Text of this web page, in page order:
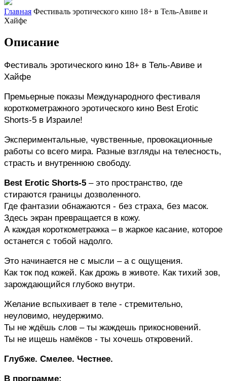
Главная Фестиваль эротического кино 18+ в Тель-Авиве и
Хайфе
Описание
Фестиваль эротического кино 18+ в Тель-Авиве и
Хайфе
Премьерные показы Международного фестиваля
короткометражного эротического кино Best Erotic
Shorts-5 в Израиле!
Экспериментальные, чувственные, провокационные
работы со всего мира. Разные взгляды на телесность,
страсть и внутреннюю свободу.
Best Erotic Shorts-5 – это пространство, где
стираются границы дозволенного.
Где фантазии обнажаются - без страха, без масок.
Здесь экран превращается в кожу.
А каждая короткометражка – в жаркое касание, которое
останется с тобой надолго.
Это начинается не с мысли – а с ощущения.
Как ток под кожей. Как дрожь в животе. Как тихий зов,
зарождающийся глубоко внутри.
Желание вспыхивает в теле - стремительно,
неуловимо, неудержимо.
Ты не ждёшь слов – ты жаждешь прикосновений.
Ты не ищешь намёков - ты хочешь откровений.
Глубже. Смелее. Честнее.
В программе: